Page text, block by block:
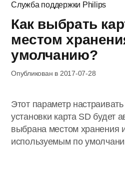
Служба поддержки Philips
Как выбрать
местом
умолчанию?
Опубликован в 2017-07-28
Этот параметр
установки карта SD будет
выбрана местом хранения
используемым по